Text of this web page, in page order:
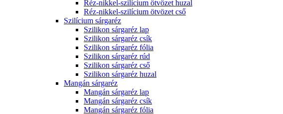
Réz-nikkel-szilícium ötvözet huzal
Réz-nikkel-szilícium ötvözet cső
Szilícium sárgaréz
Szilikon sárgaréz lap
Szilikon sárgaréz csík
Szilikon sárgaréz fólia
Szilikon sárgaréz rúd
Szilikon sárgaréz cső
Szilikon sárgaréz huzal
Mangán sárgaréz
Mangán sárgaréz lap
Mangán sárgaréz csík
Mangán sárgaréz fólia